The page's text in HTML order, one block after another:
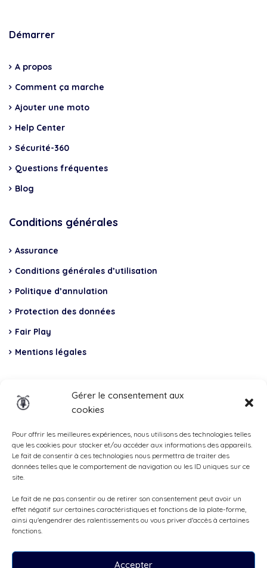
Gérer le consentement aux
cookies
Pour offrir les meilleures expériences, nous utilisons des technologies telles
que les cookies pour stocker et/ou accéder aux informations des appareils.
Le fait de consentir à ces technologies nous permettra de traiter des
données telles que le comportement de navigation ou les ID uniques sur ce
site.
Le fait de ne pas consentir ou de retirer son consentement peut avoir un
effet négatif sur certaines caractéristiques et fonctions de la plate-forme,
ainsi qu'engendrer des ralentissements ou vous priver d'accès à certaines
fonctions.
Accepter
Démarrer
A propos
Comment ça marche
Ajouter une moto
Help Center
Sécurité-360
Questions fréquentes
Blog
Conditions générales
Assurance
Conditions générales d’utilisation
Politique d’annulation
Protection des données
Fair Play
Mentions légales
Total Casco, Partner
Methods
of
payment